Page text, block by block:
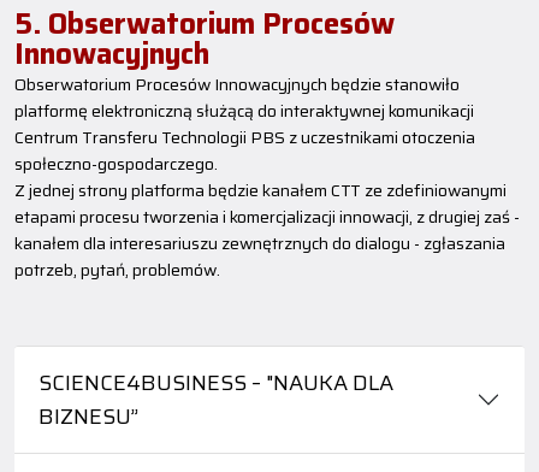
SCIENCE4BUSINESS – "NAUKA DLA
BIZNESU”
5. Obserwatorium Procesów
Innowacyjnych
Obserwatorium Procesów Innowacyjnych będzie stanowiło
platformę elektroniczną służącą do interaktywnej komunikacji
Centrum Transferu Technologii PBS z uczestnikami otoczenia
społeczno-gospodarczego.
Z jednej strony platforma będzie kanałem CTT ze zdefiniowanymi
etapami procesu tworzenia i komercjalizacji innowacji, z drugiej zaś -
kanałem dla interesariuszu zewnętrznych do dialogu - zgłaszania
potrzeb, pytań, problemów.